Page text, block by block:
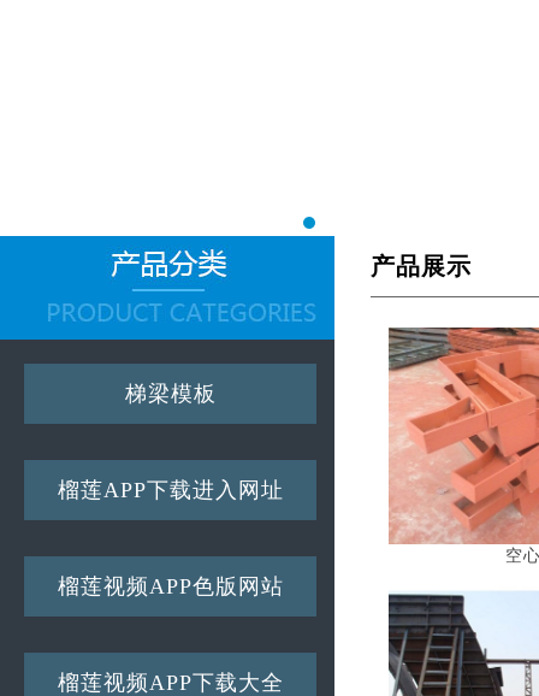
梯梁模板
榴莲APP下载进入网址
榴莲视频APP色版网站
榴莲视频APP下载大全
产品展示
空